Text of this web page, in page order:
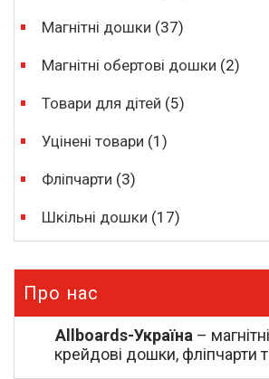
Магнітні дошки (37)
Магнітні обертові дошки (2)
Товари для дітей (5)
Уцінені товари (1)
Фліпчарти (3)
Шкільні дошки (17)
Про нас
Allboards-Україна–
крейдові дошки, фліпчарти